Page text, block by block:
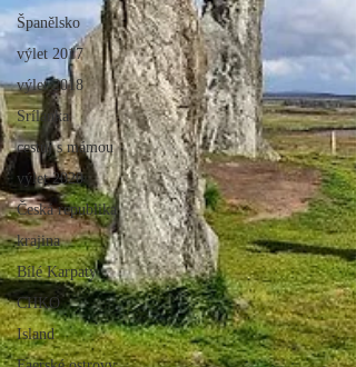
Španělsko
výlet 2017
výlet 2018
Srílanka
cestuj s mámou
výlet 2020
Česká republika
krajina
Bílé Karpaty
CHKO
Island